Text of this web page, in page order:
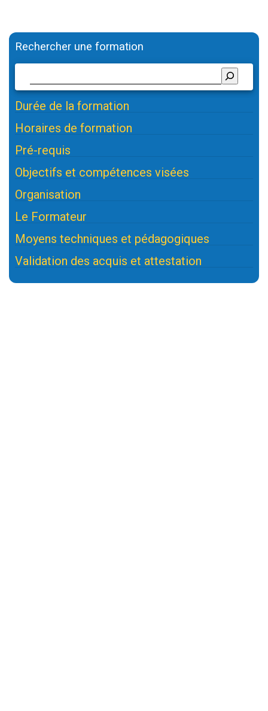
Rechercher une formation
Durée de la formation
Horaires de formation
Pré-requis
Objectifs et compétences visées
Organisation
Le Formateur
Moyens techniques et pédagogiques
Validation des acquis et attestation